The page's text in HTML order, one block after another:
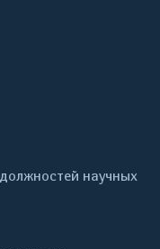
научных